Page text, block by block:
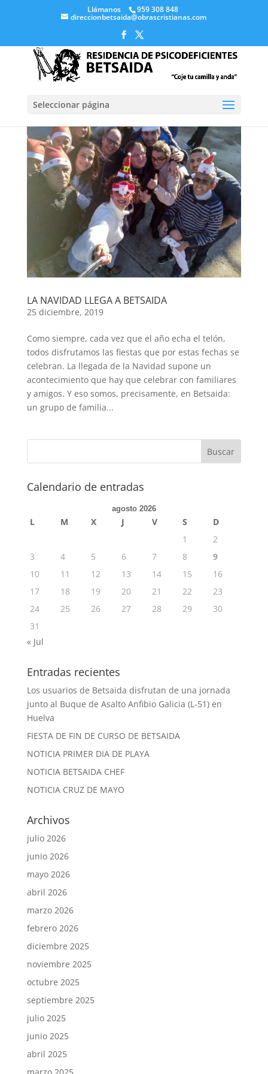
Llámanos 959 308 848
direccionbetsaida@obrascristianas.com
Seleccionar página
LA NAVIDAD LLEGA A BETSAIDA
25 diciembre, 2019
Como siempre, cada vez que el año echa el telón,
todos disfrutamos las fiestas que por estas fechas se
celebran. La llegada de la Navidad supone un
acontecimiento que hay que celebrar con familiares
y amigos. Y eso somos, precisamente, en Betsaida:
un grupo de familia...
Calendario de entradas
agosto 2026
L M X J V S
D
1
2
3
4 5 6 7 8
9
10
11 12 13 14 15
16
17
18 19 20 21 22
23
24
25 26 27 28 29
30
31
« Jul
Entradas recientes
Los usuarios de Betsaida disfrutan de una jornada
junto al Buque de Asalto Anfibio Galicia (L-51) en
Huelva
FIESTA DE FIN DE CURSO DE BETSAIDA
NOTICIA PRIMER DIA DE PLAYA
NOTICIA BETSAIDA CHEF
NOTICIA CRUZ DE MAYO
Archivos
julio 2026
junio 2026
mayo 2026
abril 2026
marzo 2026
febrero 2026
diciembre 2025
noviembre 2025
octubre 2025
septiembre 2025
julio 2025
junio 2025
abril 2025